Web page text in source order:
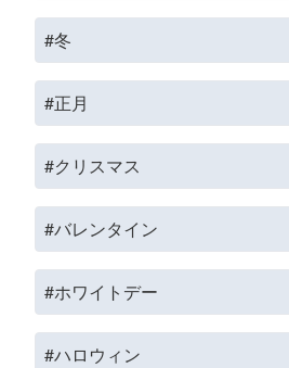
#冬
#正月
#クリスマス
#バレンタイン
#ホワイトデー
#ハロウィン